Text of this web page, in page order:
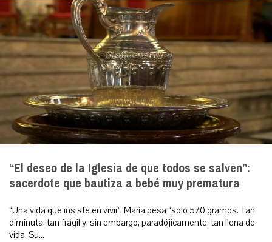
“El deseo de la Iglesia de que todos se salven”:
sacerdote que bautiza a bebé muy prematura
“Una vida que insiste en vivir”, María pesa “solo 570 gramos. Tan
diminuta, tan frágil y, sin embargo, paradójicamente, tan llena de
vida. Su...